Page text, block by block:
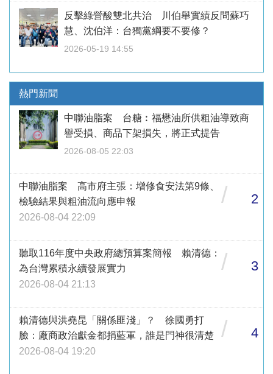
反擊綠營酸雙北共治 川伯舉實績反問蘇巧
慧、沈伯洋：台獨黨綱要不要修？
2026-05-19 14:55
熱門新聞
中聯油脂案 台糖︰福懋油所供粗油導致商
譽受損、商品下架損失，將正式提告
2026-08-05 22:03
中聯油脂案 高市府主張：增修食安法第9條、
檢驗結果與粗油流向應申報
2026-08-04 22:09
/ 2
聽取116年度中央政府總預算案簡報 賴清德：
為台灣累積永續發展實力
2026-08-04 21:13
/ 3
賴清德與洪堯昆「關係匪淺」？ 徐國勇打
臉：廠商政治獻金都捐藍軍，誰是門神很清楚
2026-08-04 19:20
/ 4